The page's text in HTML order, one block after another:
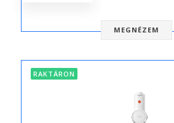
MEGNÉZEM
RAKTÁRON